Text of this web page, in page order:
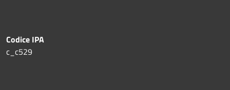
Codice IPA
c_c529